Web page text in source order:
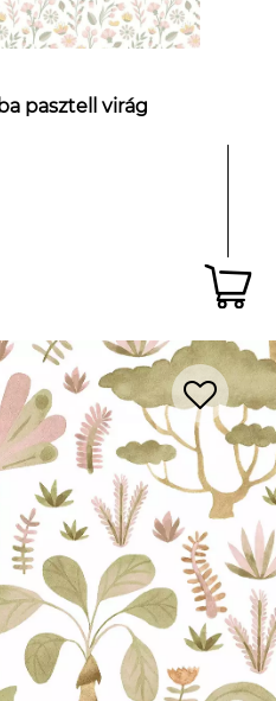
pasztell virág